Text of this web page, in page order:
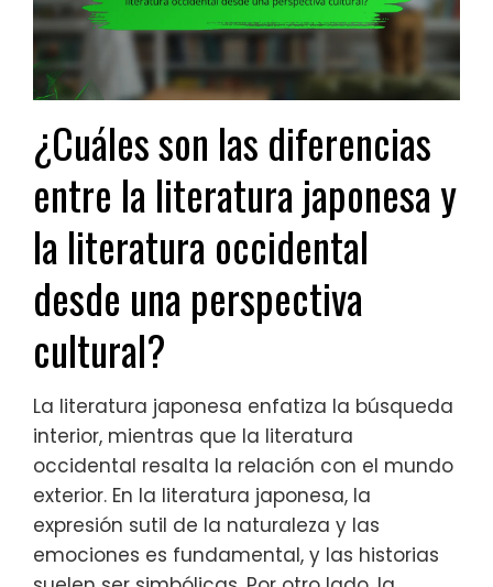
¿Cuáles son las diferencias
entre la literatura japonesa y
la literatura occidental
desde una perspectiva
cultural?
La literatura japonesa enfatiza la búsqueda
interior, mientras que la literatura
occidental resalta la relación con el mundo
exterior. En la literatura japonesa, la
expresión sutil de la naturaleza y las
emociones es fundamental, y las historias